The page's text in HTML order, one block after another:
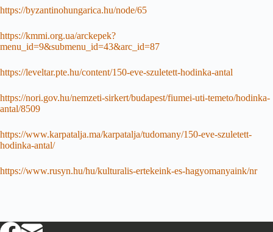
https://byzantinohungarica.hu/node/65
https://kmmi.org.ua/arckepek?
menu_id=9&submenu_id=43&arc_id=87
https://leveltar.pte.hu/content/150-eve-szuletett-hodinka-antal
https://nori.gov.hu/nemzeti-sirkert/budapest/fiumei-uti-temeto/hodinka-
antal/8509
https://www.karpatalja.ma/karpatalja/tudomany/150-eve-szuletett-
hodinka-antal/
https://www.rusyn.hu/hu/kulturalis-ertekeink-es-hagyomanyaink/nr